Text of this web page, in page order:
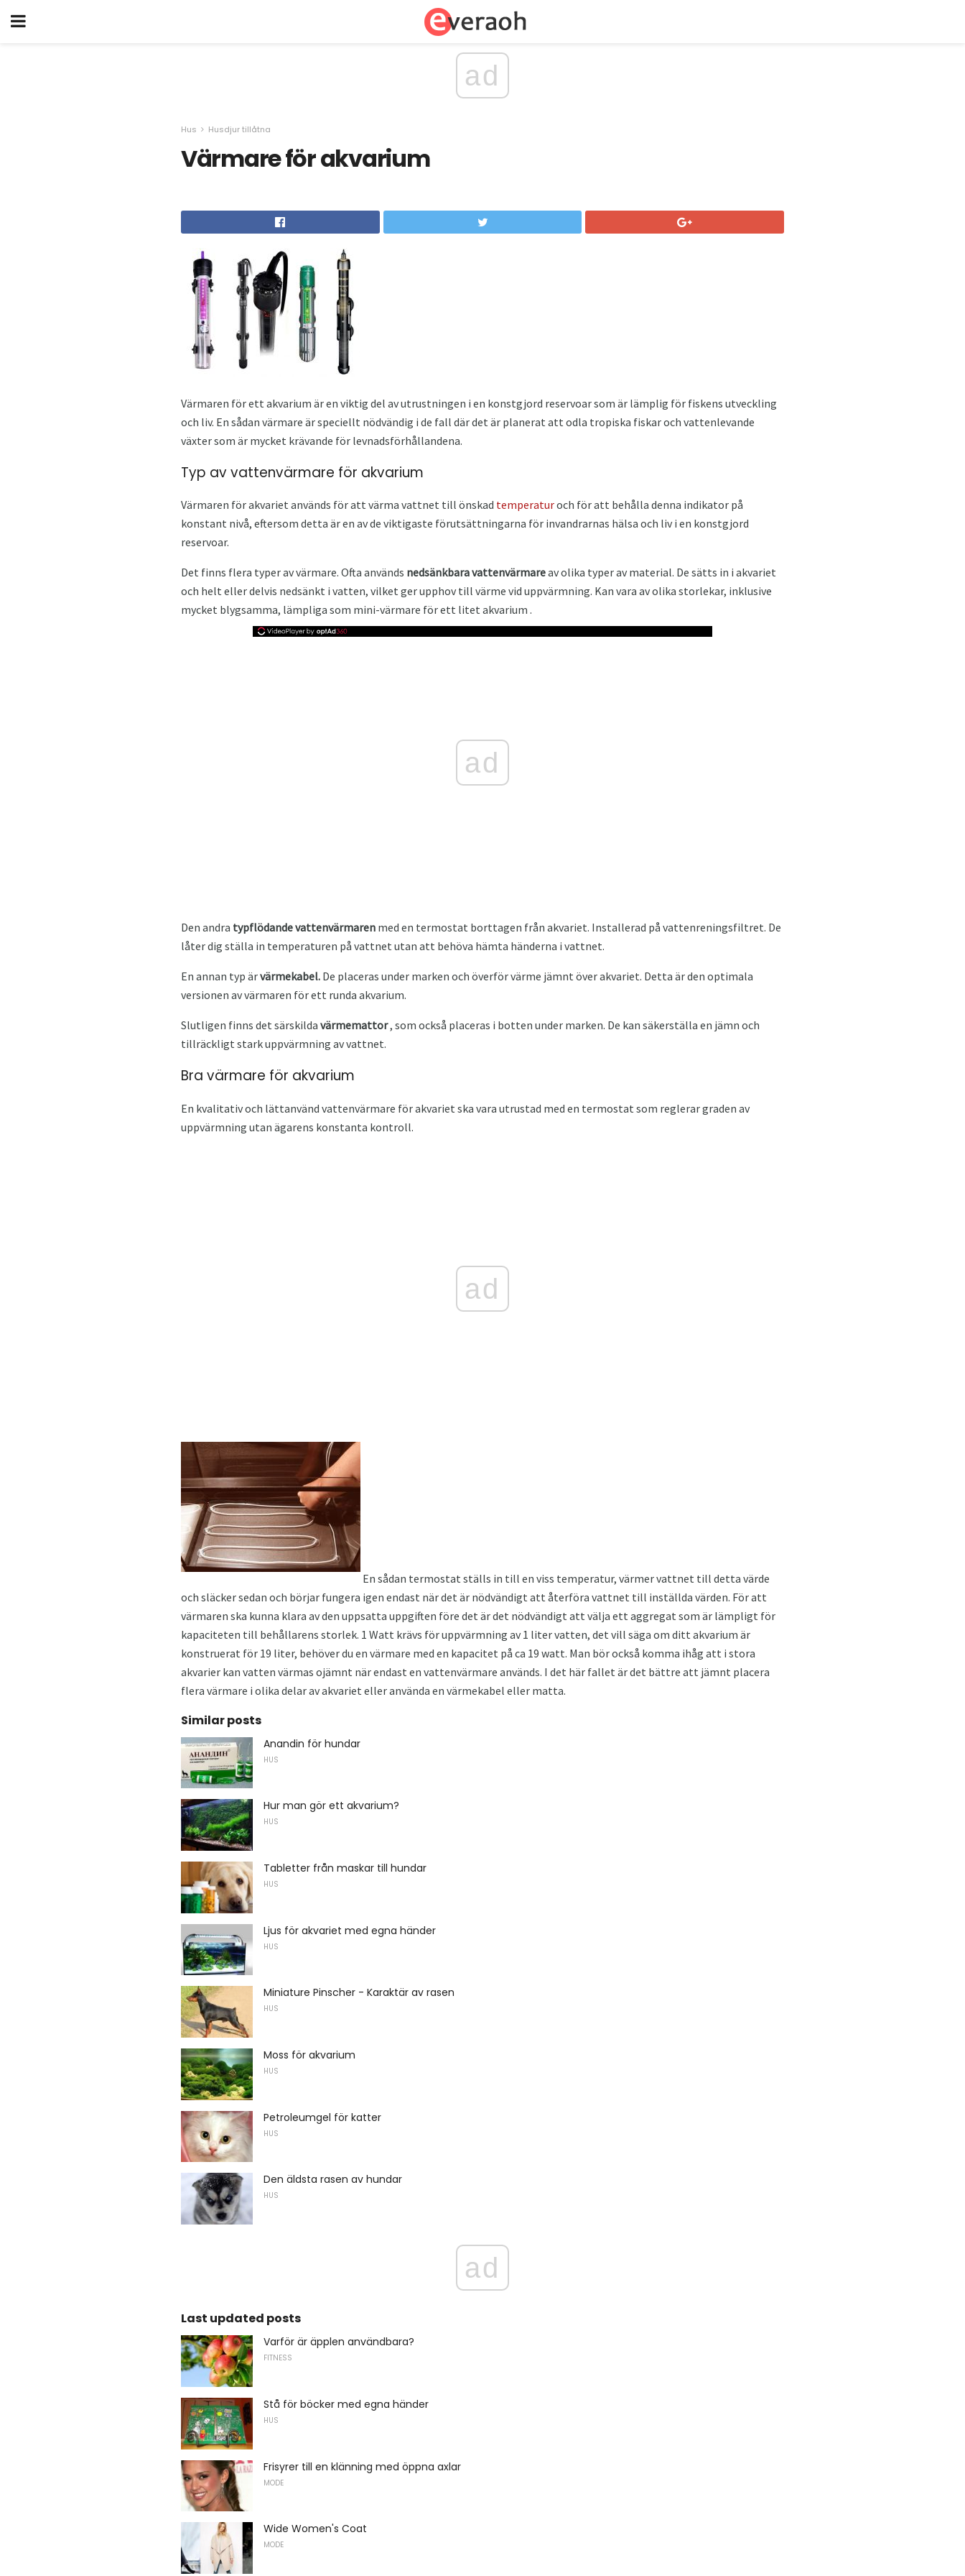
ad
Hus Husdjur tillåtna
Värmare för akvarium
Värmaren för ett akvarium är en viktig del av utrustningen i en konstgjord reservoar som är lämplig för fiskens utveckling
och liv. En sådan värmare är speciellt nödvändig i de fall där det är planerat att odla tropiska fiskar och vattenlevande
växter som är mycket krävande för levnadsförhållandena.
Typ av vattenvärmare för akvarium
Värmaren för akvariet används för att värma vattnet till önskad temperaturoch för att behålla denna indikator på
konstant nivå, eftersom detta är en av de viktigaste förutsättningarna för invandrarnas hälsa och liv i en konstgjord
reservoar.
Det finns flera typer av värmare. Ofta används nedsänkbara vattenvärmareav olika typer av material. De sätts in i akvariet
och helt eller delvis nedsänkt i vatten, vilket ger upphov till värme vid uppvärmning. Kan vara av olika storlekar, inklusive
mycket blygsamma, lämpliga som mini-värmare för ett litet akvarium .
ad
Den andra typflödande vattenvärmaren med en termostat borttagen från akvariet. Installerad på vattenreningsfiltret. De
låter dig ställa in temperaturen på vattnet utan att behöva hämta händerna i vattnet.
En annan typ ärvärmekabel. De placeras under marken och överför värme jämnt över akvariet. Detta är den optimala
versionen av värmaren för ett runda akvarium.
Slutligen finns det särskilda värmemattor, som också placeras i botten under marken. De kan säkerställa en jämn och
tillräckligt stark uppvärmning av vattnet.
Bra värmare för akvarium
En kvalitativ och lättanvänd vattenvärmare för akvariet ska vara utrustad med en termostat som reglerar graden av
uppvärmning utan ägarens konstanta kontroll.
ad
En sådan termostat ställs in till en viss temperatur, värmer vattnet till detta värde
och släcker sedan och börjar fungera igen endast när det är nödvändigt att återföra vattnet till inställda värden. För att
värmaren ska kunna klara av den uppsatta uppgiften före det är det nödvändigt att välja ett aggregat som är lämpligt för
kapaciteten till behållarens storlek. 1 Watt krävs för uppvärmning av 1 liter vatten, det vill säga om ditt akvarium är
konstruerat för 19 liter, behöver du en värmare med en kapacitet på ca 19 watt. Man bör också komma ihåg att i stora
akvarier kan vatten värmas ojämnt när endast en vattenvärmare används. I det här fallet är det bättre att jämnt placera
flera värmare i olika delar av akvariet eller använda en värmekabel eller matta.
Similar posts
Anandin för hundar
HUS
Hur man gör ett akvarium?
HUS
Tabletter från maskar till hundar
HUS
Ljus för akvariet med egna händer
HUS
Miniature Pinscher - Karaktär av rasen
HUS
Moss för akvarium
HUS
Petroleumgel för katter
HUS
Den äldsta rasen av hundar
HUS
ad
Last updated posts
Varför är äpplen användbara?
FITNESS
Stå för böcker med egna händer
HUS
Frisyrer till en klänning med öppna axlar
MODE
Wide Women's Coat
MODE